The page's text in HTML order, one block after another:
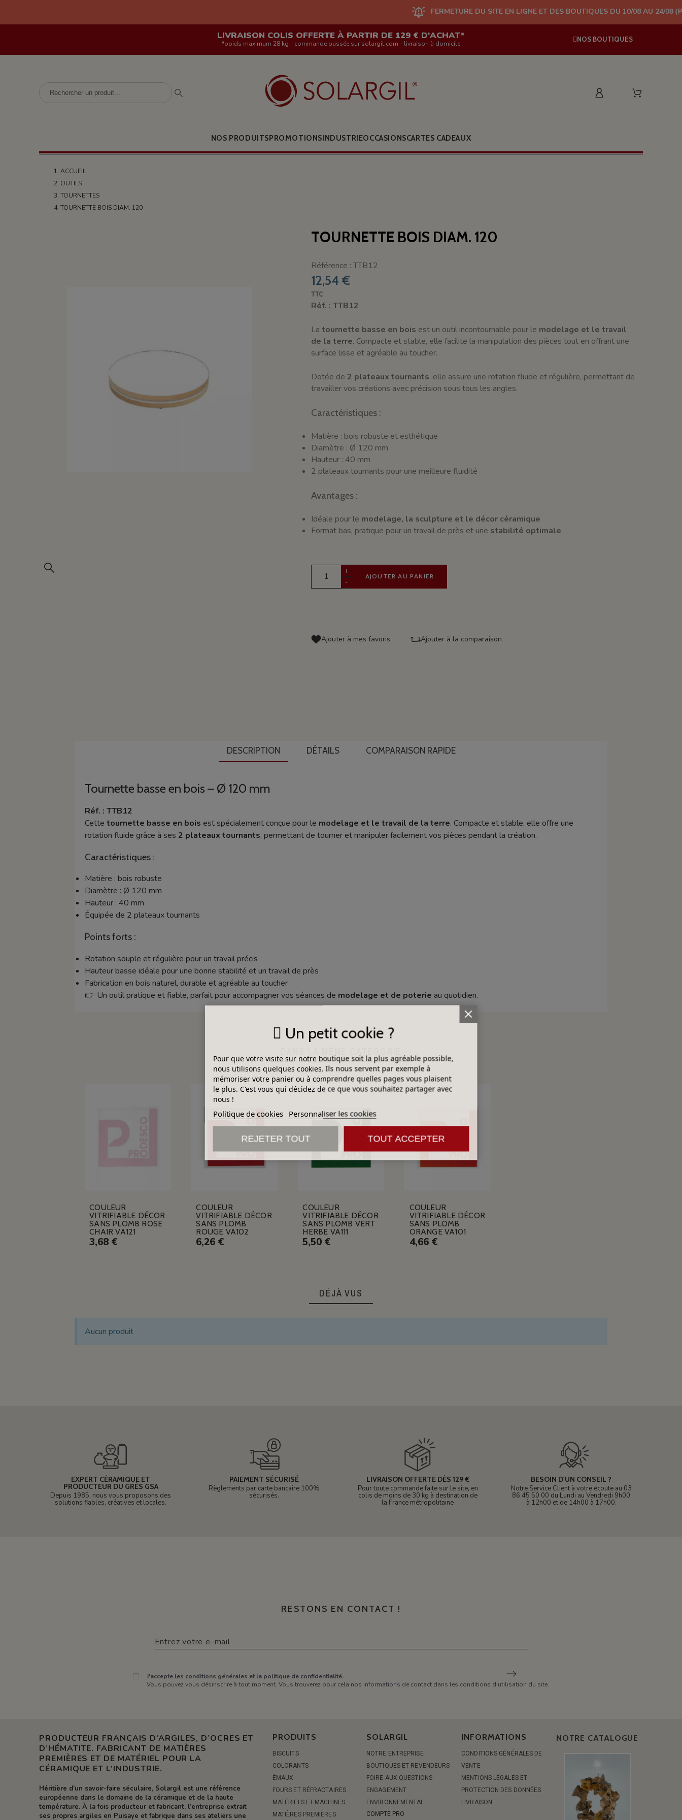
FERMETURE DU SITE EN LIGNE ET DES BOUTIQUES DU 10/08 AU 24/08 (PLUS
LIVRAISON COLIS OFFERTE À PARTIR DE 129 € D'ACHAT*
*poids maximum 28 kg - commande passée sur solargil.com - livraison à domicile
NOS BOUTIQUES
NOS PRODUITSPROMOTIONSINDUSTRIEOCCASIONSCARTES CADEAUX
ACCUEIL
OUTILS
TOURNETTES
TOURNETTE BOIS DIAM. 120
TOURNETTE BOIS DIAM. 120
Référence : TTB12
12,54 €
TTC
Réf. : TTB12
La tournette basse en bois est un outil incontournable pour le modelage et le travail
de la terre. Compacte et stable, elle facilite la manipulation des pièces tout en offrant une
surface lisse et agréable au toucher.
Dotée de 2 plateaux tournants, elle assure une rotation fluide et régulière, permettant de
travailler vos créations avec précision sous tous les angles.
Caractéristiques :
Matière : bois robuste et esthétique
Diamètre : Ø 120 mm
Hauteur : 40 mm
2 plateaux tournants pour une meilleure fluidité
Avantages :
Idéale pour le modelage, la sculpture et le décor céramique
Format bas, pratique pour un travail de près et une stabilité optimale
+
-
AJOUTER AU PANIER
Ajouter à mes favoris Ajouter à la comparaison
DESCRIPTION DÉTAILS COMPARAISON RAPIDE
Tournette basse en bois – Ø 120 mm
Réf. : TTB12
Cette tournette basse en bois est spécialement conçue pour le modelage et le travail de la terre. Compacte et stable, elle offre une
rotation fluide grâce à ses 2 plateaux tournants, permettant de tourner et manipuler facilement vos pièces pendant la création.
Caractéristiques :
Matière : bois robuste
Diamètre : Ø 120 mm
Hauteur : 40 mm
Équipée de 2 plateaux tournants
Points forts :
Rotation souple et régulière pour un travail précis
Hauteur basse idéale pour une bonne stabilité et un travail de près
Fabrication en bois naturel, durable et agréable au toucher
👉 Un outil pratique et fiable, parfait pour accompagner vos séances de modelage et de poterie au quotidien.
COULEUR
VITRIFIABLE DÉCOR
SANS PLOMB ROSE
CHAIR VA121
3,68 €
COULEUR
VITRIFIABLE DÉCOR
SANS PLOMB
ROUGE VA102
6,26 €
COULEUR
VITRIFIABLE DÉCOR
SANS PLOMB VERT
HERBE VA111
5,50 €
COULEUR
VITRIFIABLE DÉCOR
SANS PLOMB
ORANGE VA101
4,66 €
DÉJÀ VUS
Aucun produit
EXPERT CÉRAMIQUE ET
PRODUCTEUR DU GRÈS GSA
Depuis 1985, nous vous proposons des
solutions fiables, créatives et locales.
PAIEMENT SÉCURISÉ
Règlements par carte bancaire 100%
sécurisés.
LIVRAISON OFFERTE DÈS 129 €
Pour toute commande faite sur le site, en
colis de moins de 30 kg à destination de
la France métropolitaine
BESOIN D'UN CONSEIL ?
Notre Service Client à votre écoute au 03
86 45 50 00 du Lundi au Vendredi 9h00
à 12h00 et de 14h00 à 17h00.
RESTONS EN CONTACT !
J'accepte les conditions générales et la politique de confidentialité.
Vous pouvez vous désinscrire à tout moment. Vous trouverez pour cela nos informations de contact dans les conditions d'utilisation du site.
PRODUCTEUR FRANÇAIS D’ARGILES, D’OCRES ET
D’HÉMATITE. FABRICANT DE MATIÈRES
PREMIÈRES ET DE MATÉRIEL POUR LA
CÉRAMIQUE ET L’INDUSTRIE.
Héritière d’un savoir-faire séculaire, Solargil est une référence
européenne dans le domaine de la céramique et de la haute
température. À la fois producteur et fabricant, l’entreprise extrait
ses propres argiles en Puisaye et fabrique dans ses ateliers une
PRODUITS
BISCUITS
COLORANTS
ÉMAUX
FOURS ET RÉFRACTAIRES
MATÉRIELS ET MACHINES
MATIÈRES PREMIÈRES
SOLARGIL
NOTRE ENTREPRISE
BOUTIQUES ET REVENDEURS
FOIRE AUX QUESTIONS
ENGAGEMENT
ENVIRONNEMENTAL
COMPTE PRO
INFORMATIONS
CONDITIONS GÉNÉRALES DE
VENTE
MENTIONS LÉGALES ET
PROTECTION DES DONNÉES
LIVRAISON
NOTRE CATALOGUE
Un petit cookie ?
Pour que votre visite sur notre boutique soit la plus agréable possible,
nous utilisons quelques cookies. Ils nous servent par exemple à
mémoriser votre panier ou à comprendre quelles pages vous plaisent
le plus. C'est vous qui décidez de ce que vous souhaitez partager avec
nous !
Politique de cookies Personnaliser les cookies
REJETER TOUT TOUT ACCEPTER